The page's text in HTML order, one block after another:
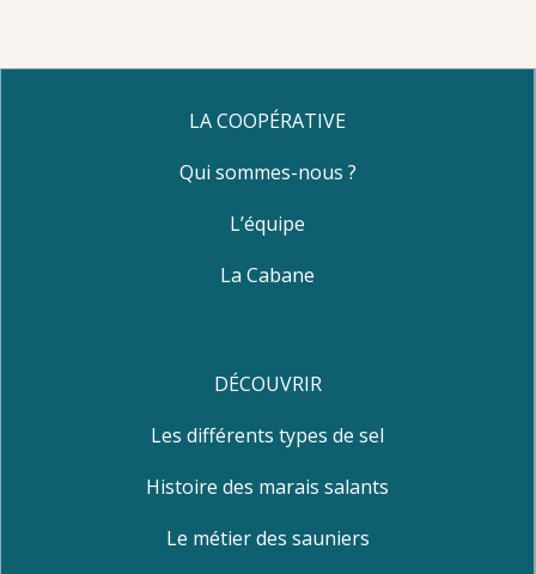
LA COOPÉRATIVE
Qui sommes-nous ?
L’équipe
La Cabane
DÉCOUVRIR
Les différents types de sel
Histoire des marais salants
Le métier des sauniers